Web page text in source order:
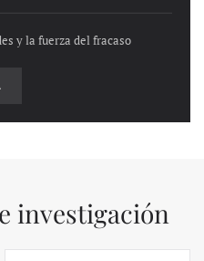
y la fuerza del fracaso
investigación